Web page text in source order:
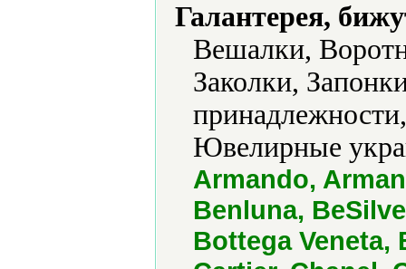
Галантерея,
Вешалки,
Заколки,
Ювелирные
Armando,
Benluna,
Bottega Veneta,